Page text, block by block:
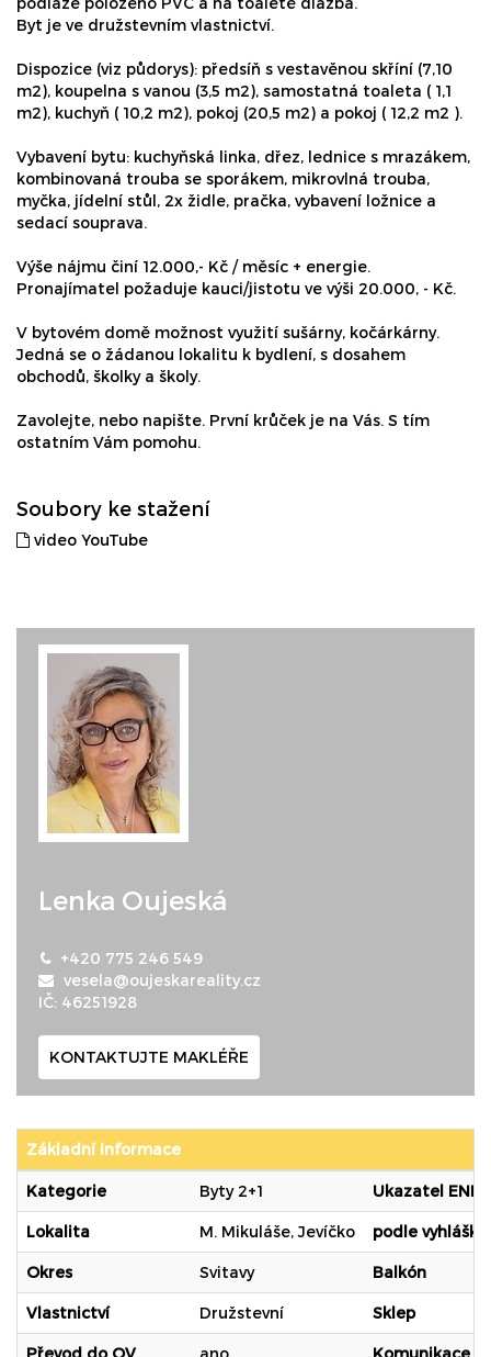
Byt je ve družstevním vlastnictví.
Dispozice (viz půdorys): předsíň s vestavěnou skříní (7,10
m2), koupelna s vanou (3,5 m2), samostatná toaleta ( 1,1
m2), kuchyň ( 10,2 m2), pokoj (20,5 m2) a pokoj ( 12,2 m2 ).
Vybavení bytu: kuchyňská linka, dřez, lednice s mrazákem,
kombinovaná trouba se sporákem, mikrovlná trouba,
myčka, jídelní stůl, 2x židle, pračka, vybavení ložnice a
sedací souprava.
Výše nájmu činí 12.000,- Kč / měsíc + energie.
Pronajímatel požaduje kauci/jistotu ve výši 20.000, - Kč.
V bytovém domě možnost využití sušárny, kočárkárny.
Jedná se o žádanou lokalitu k bydlení, s dosahem
obchodů, školky a školy.
Zavolejte, nebo napište. První krůček je na Vás. S tím
ostatním Vám pomohu.
Soubory ke stažení
video YouTube
Lenka Oujeská
+420 775 246 549
vesela@oujeskareality.cz
IČ: 46251928
KONTAKTUJTE MAKLÉŘE
Základní informace
Kategorie Byty 2+1 Ukazatel ENB
Lokalita M. Mikuláše, Jevíčko podle vyhlášky
Okres Svitavy Balkón
Vlastnictví Družstevní Sklep
Převod do OV ano Komunikace